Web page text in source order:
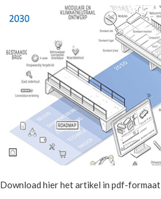
Download hier het artikel in pdf-formaat